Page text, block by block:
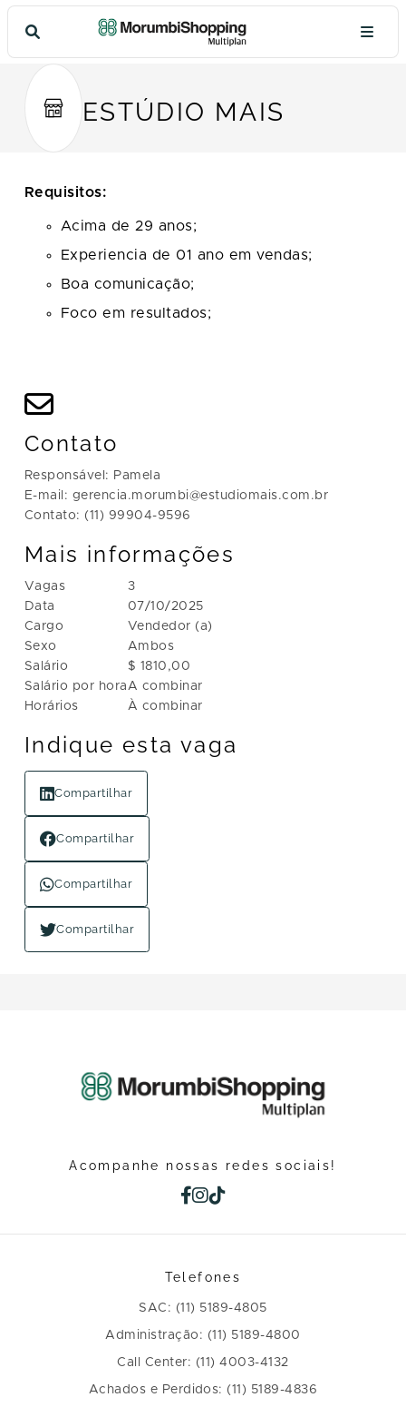
ESTÚDIO MAIS
Contato
Responsável: Pamela
E-mail: gerencia.morumbi@estudiomais.com.br
Contato: (11) 99904-9596
Mais informações
Vagas
Data
Cargo
Sexo
Salário
Salário por hora
Horários
3
07/10/2025
Vendedor (a)
Ambos
$ 1810,00
A combinar
À combinar
Indique esta vaga
Compartilhar
Compartilhar
Compartilhar
Compartilhar
Requisitos:
Acima de 29 anos;
Experiencia de 01 ano em vendas;
Boa comunicação;
Foco em resultados;
Acompanhe nossas redes sociais!
Telefones
SAC: (11) 5189-4805
Administração: (11) 5189-4800
Call Center: (11) 4003-4132
Achados e Perdidos: (11) 5189-4836